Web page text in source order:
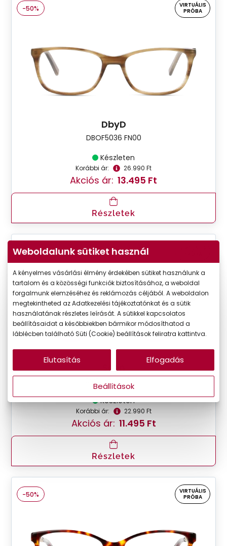
-50%
VIRTUÁLIS
PRÓBA
DbyD
DBOF5036 FN00
Készleten
Korábbi ár: 26.990 Ft
Akciós ár: 13.495 Ft
Részletek
-50%
Seen
SNOU5006 VV00
Készleten
Korábbi ár: 22.990 Ft
Akciós ár: 11.495 Ft
Részletek
-50%
VIRTUÁLIS
PRÓBA
Weboldalunk sütiket használ
A kényelmes vásárlási élmény érdekében sütiket használunk a
tartalom és a közösségi funkciók biztosításához, a weboldal
forgalmunk elemzéséhez és reklámozás céljából. A weboldalon
megtekintheted az Adatkezelési tájékoztatónkat és a sütik
használatának részletes leírását. A sütikkel kapcsolatos
beállításaidat a későbbiekben bármikor módosíthatod a
láblécben található Süti (Cookie) beállítások feliratra kattintva.
Beállítások
Elutasítás Elfogadás